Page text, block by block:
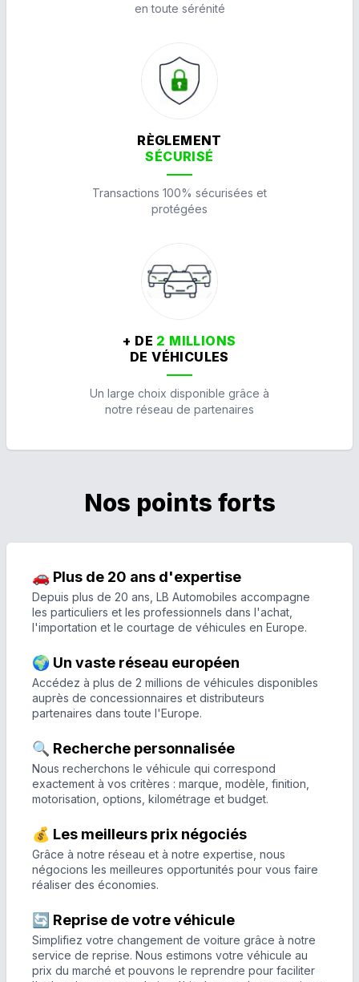
en toute sérénité
RÈGLEMENT
SÉCURISÉ
Transactions 100% sécurisées et
protégées
+ DE 2 MILLIONS
DE VÉHICULES
Un large choix disponible grâce à
notre réseau de partenaires
Nos points forts
🚗 Plus de 20 ans d'expertise
Depuis plus de 20 ans, LB Automobiles accompagne
les particuliers et les professionnels dans l'achat,
l'importation et le courtage de véhicules en Europe.
🌍 Un vaste réseau européen
Accédez à plus de 2 millions de véhicules disponibles
auprès de concessionnaires et distributeurs
partenaires dans toute l'Europe.
🔍 Recherche personnalisée
Nous recherchons le véhicule qui correspond
exactement à vos critères : marque, modèle, finition,
motorisation, options, kilométrage et budget.
💰 Les meilleurs prix négociés
Grâce à notre réseau et à notre expertise, nous
négocions les meilleures opportunités pour vous faire
réaliser des économies.
🔄 Reprise de votre véhicule
Simplifiez votre changement de voiture grâce à notre
service de reprise. Nous estimons votre véhicule au
prix du marché et pouvons le reprendre pour faciliter